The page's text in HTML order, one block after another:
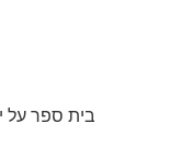
בית ספר על